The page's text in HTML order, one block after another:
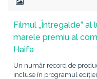
Filmul „Întregalde” al
marele premiu al
Haifa
Un număr record de
incluse în programul